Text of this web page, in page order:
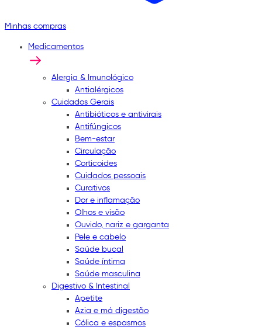
Minhas compras
Medicamentos
Alergia & Imunológico
Antialérgicos
Cuidados Gerais
Antibióticos e antivirais
Antifúngicos
Bem-estar
Circulação
Corticoides
Cuidados pessoais
Curativos
Dor e inflamação
Olhos e visão
Ouvido, nariz e garganta
Pele e cabelo
Saúde bucal
Saúde íntima
Saúde masculina
Digestivo & Intestinal
Apetite
Azia e má digestão
Cólica e espasmos